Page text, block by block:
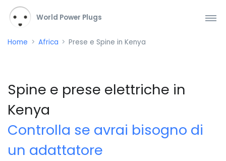
World Power Plugs
Home Africa Prese e Spine in Kenya
Spine e prese elettriche in
Kenya
Controlla se avrai bisogno di
un adattatore